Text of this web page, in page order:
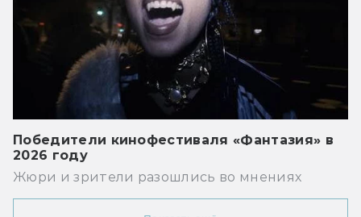
Победители кинофестиваля «Фантазия» в
2026 году
Жюри и зрители разошлись во мнениях